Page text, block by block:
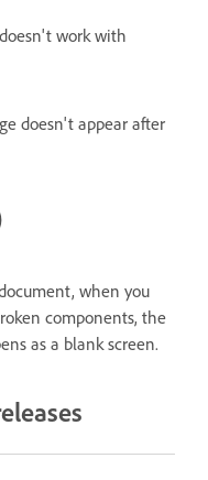
doesn't work with
doesn't appear after
when you
components, the
as a blank screen.